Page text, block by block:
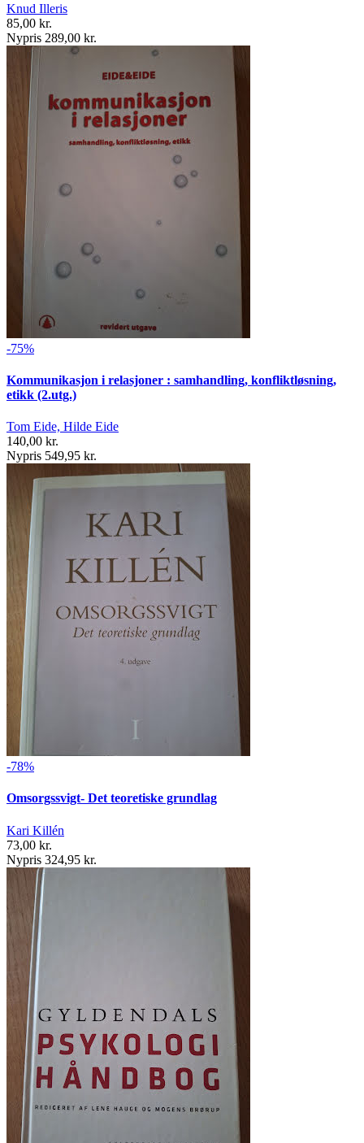
Knud Illeris
85,00 kr.
Nypris 289,00 kr.
-75%
Kommunikasjon i relasjoner : samhandling, konfliktløsning,
etikk (2.utg.)
Tom Eide, Hilde Eide
140,00 kr.
Nypris 549,95 kr.
-78%
Omsorgssvigt- Det teoretiske grundlag
Kari Killén
73,00 kr.
Nypris 324,95 kr.